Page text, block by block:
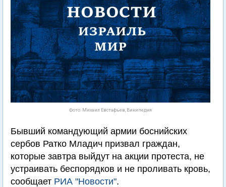
Фото: Михаил Евстафьев, Википедия
Бывший командующий армии боснийских
сербов Ратко Младич призвал граждан,
которые завтра выйдут на акции протеста, не
устраивать беспорядков и не проливать кровь,
сообщает РИА "Новости".